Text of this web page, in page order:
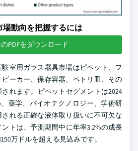
場動向を把握するには
PDFをダウンロード
室用ガラス器具市場はピペット、フ
ーカー、保存容器、ペトリ皿、その
れます。ピペットセグメントは2024
薬学、バイオテクノロジー、学術研
れる正確な液体取り扱いに不可欠な
トは、予測期間中に年率3.2%の成長
万ドルを超える見込みです。